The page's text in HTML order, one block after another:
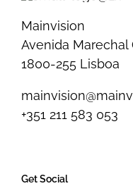
Mainvision
Avenida Marechal
1800-255 Lisboa
+351 211 583 053
Get Social